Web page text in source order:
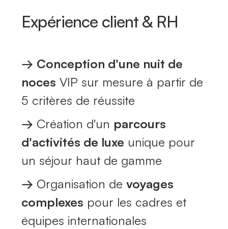
Expérience client & RH
→ Conception d'une nuit de
noces VIP sur mesure à partir de
5 critères de réussite
→ Création d'un parcours
d'activités de luxe unique pour
un séjour haut de gamme
→ Organisation devoyages
complexes pour les cadres et
équipes internationales